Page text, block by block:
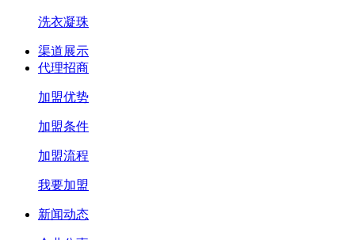
洗衣凝珠
渠道展示
代理招商
加盟优势
加盟条件
加盟流程
我要加盟
新闻动态